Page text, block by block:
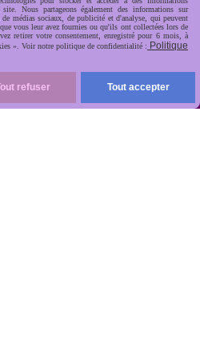
soignée, sécurisée
Nous partageons également des informations sur
médias sociaux, de publicité et d'analyse, qui peuvent
vous leur avez fournies ou qu'ils ont collectées lors de
retirer votre consentement, enregistré pour 6 mois, à
». Voir notre politique de confidentialité : Politique
refuser Tout accepter